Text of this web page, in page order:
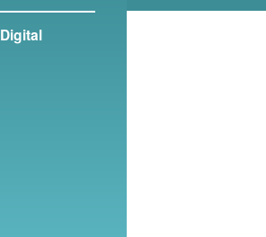
Digital